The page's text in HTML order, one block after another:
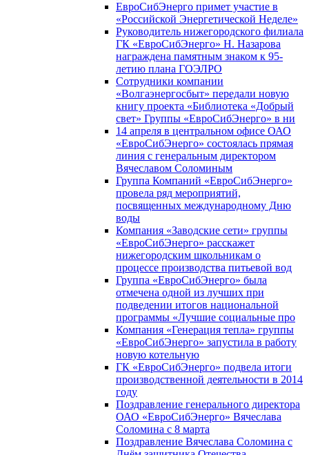
ЕвроСибЭнерго примет участие в
«Российской Энергетической Неделе»
Руководитель нижегородского филиала
ГК «ЕвроСибЭнерго» Н. Назарова
награждена памятным знаком к 95-
летию плана ГОЭЛРО
Сотрудники компании
«Волгаэнергосбыт» передали новую
книгу проекта «Библиотека «Добрый
свет» Группы «ЕвроСибЭнерго» в ни
14 апреля в центральном офисе ОАО
«ЕвроСибЭнерго» состоялась прямая
линия с генеральным директором
Вячеславом Соломиным
Группа Компаний «ЕвроСибЭнерго»
провела ряд мероприятий,
посвященных международному Дню
воды
Компания «Заводские сети» группы
«ЕвроСибЭнерго» расскажет
нижегородским школьникам о
процессе производства питьевой вод
Группа «ЕвроСибЭнерго» была
отмечена одной из лучших при
подведении итогов национальной
программы «Лучшие социальные про
Компания «Генерация тепла» группы
«ЕвроСибЭнерго» запустила в работу
новую котельную
ГК «ЕвроСибЭнерго» подвела итоги
производственной деятельности в 2014
году
Поздравление генерального директора
ОАО «ЕвроСибЭнерго» Вячеслава
Соломина с 8 марта
Поздравление Вячеслава Соломина с